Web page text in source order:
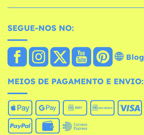
SEGUE-NOS NO:
Blog
MEIOS DE PAGAMENTO E ENVIO: